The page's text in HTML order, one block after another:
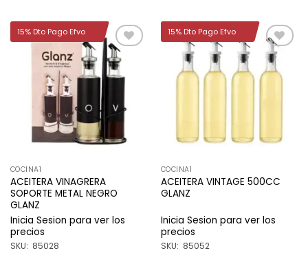
Añadir
a la
lista de
deseos
COCINA1
ACEITERA VINAGRERA
SOPORTE METAL NEGRO
GLANZ
Inicia Sesion para ver los
precios
SKU: 85028
15% Dto Pago Efvo
Añadir
a la
lista de
COCINA1
ACEITERA VINTAGE 500CC
GLANZ
Inicia Sesion para ver los
precios
SKU: 85052
15% Dto Pago Efvo